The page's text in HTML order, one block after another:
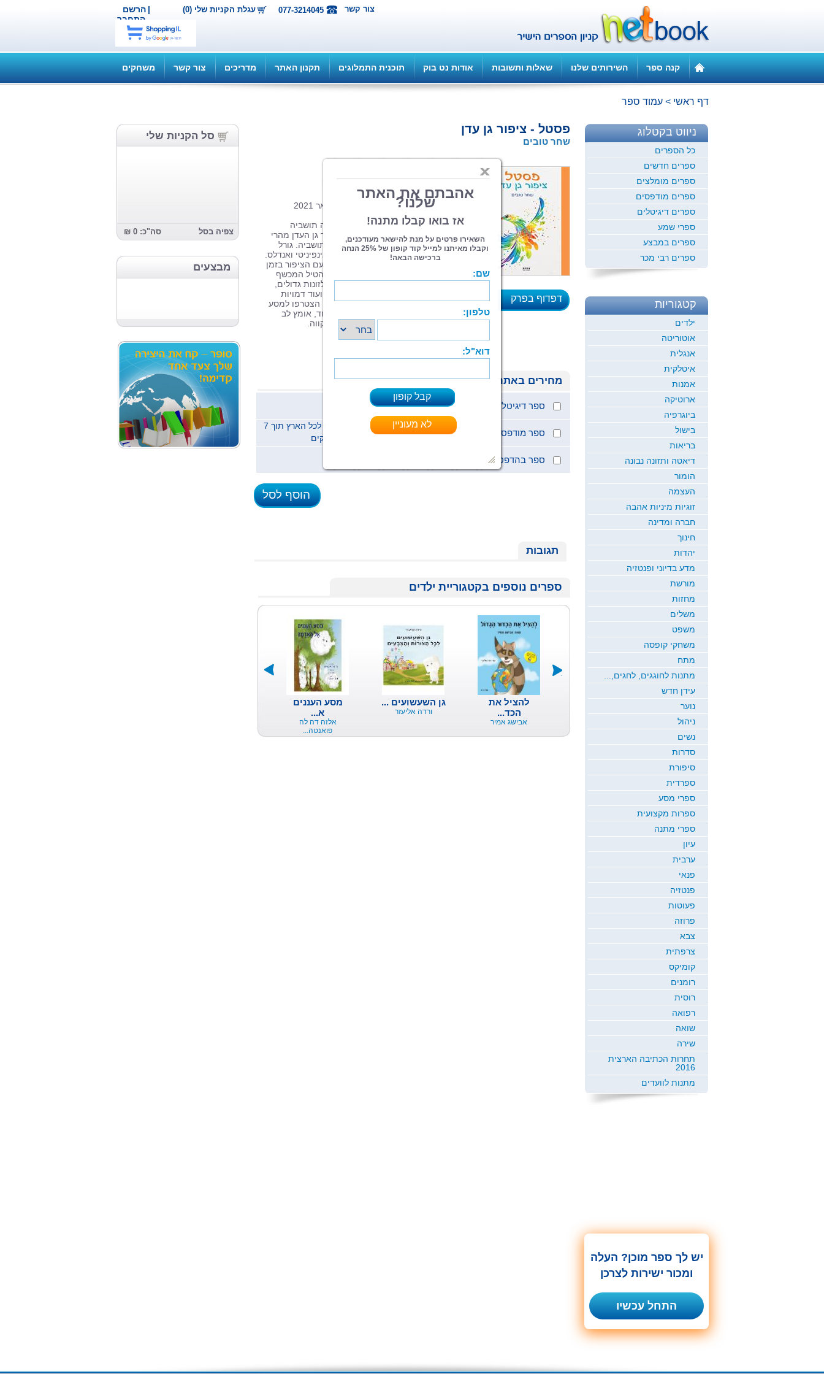
הרשם |
התחבר
עגלת הקניות שלי (0) 077-3214045 צור קשר
קנה ספר השירותים שלנו שאלות ותשובות אודות נט בוק תוכנית התמלוגים תקנון האתר מדריכים צור קשר משחקים
דף ראשי > עמוד ספר
סל הקניות שלי
צפיה בסל סה"כ: 0 ₪
מבצעים
פסטל - ציפור גן עדן
שחר טובים
דפדוף בפרק
כריכה קשה, 36 עמ', פורמט 17/24, פברואר 2021
קללה נופלת על העיירה הנצחית פסטל, בה תושביה
השלווים חיים חיי נצח. אם לא תשוב ציפור גן העדן מהרי
הערפל לעיירה תוך חודש ימים, ימותו כל תושביה. גורל
העיירה מונח על כתפיהם של שני אחים: אינפיניטי ואנדלס.
האם יצליחו במשימה הקשה? האם יחזרו עם הציפור בזמן
ויצילו את תושבי העיירה מקללת המוות שהטיל המכשף
המלכותי מומברסקו?ארנבים צבעוניים, חלזונות גדולים,
תנינים מעופפים, נחש עם שלושה ראשים ועוד דמויות
והפתעות מופיעים בספרו של שחר טובים. הצטרפו למסע
בממלכה מופלאה, בו נלמד על שמחה ופחד, אומץ לב
ואהבה, ידידות ואחריות, על חברוּת ועל תקווה.
מחירים באתר
ספר דיגיטלי (ePub) 37 ₪
ספר מודפס 62 ₪
משלוח לכל הארץ תוך 7
ימי עסקים
ספר בהדפסה ביתית (pdf)
הוסף לסל
תגובות
ספרים נוספים בקטגוריית ילדים
מסע העננים
א...
אלזה דה לה
פואנטה...
גן השעשועים ...
ורדה אליעזר
להציל את
הכד...
אבישג אמיר
שמיכת הקסם
ש...
ירח זורח
חדוה גבריאל
ניווט בקטלוג
כל הספרים
ספרים חדשים
ספרים מומלצים
ספרים מודפסים
ספרים דיגיטלים
ספרי שמע
ספרים במבצע
ספרים רבי מכר
קטגוריות
ילדים
אוטוריטה
אנגלית
איטלקית
אמנות
ארוטיקה
ביוגרפיה
בישול
בריאות
דיאטה ותזונה נבונה
הומור
העצמה
זוגיות מיניות אהבה
חברה ומדינה
חינוך
יהדות
מדע בדיוני ופנטזיה
מורשת
מחזות
משלים
משפט
משחקי קופסה
מתח
מתנות לחוגגים, לחגים,...
עידן חדש
נוער
ניהול
נשים
סדרות
סיפורת
ספרדית
ספרי מסע
ספרות מקצועית
ספרי מתנה
עיון
ערבית
פנאי
פנטזיה
פעוטות
פרוזה
צבא
צרפתית
קומיקס
רומנים
רוסית
רפואה
שואה
שירה
תחרות הכתיבה הארצית
2016
מתנות לוועדים
יש לך ספר מוכן? העלה
ומכור ישירות לצרכן
התחל עכשיו